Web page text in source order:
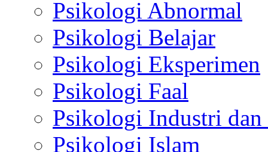
Psikologi Abnormal
Psikologi Belajar
Psikologi Eksperimen
Psikologi Faal
Psikologi Industri dan
Psikologi Islam